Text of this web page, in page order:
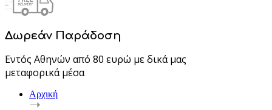
Δωρεάν Παράδοση
Εντός Αθηνών από 80 ευρώ με δικά μας
μεταφορικά μέσα
Αρχική